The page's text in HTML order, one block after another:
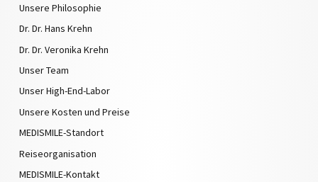
Unsere Philosophie
Dr. Dr. Hans Krehn
Dr. Dr. Veronika Krehn
Unser Team
Unser High-End-Labor
Unsere Kosten und Preise
MEDISMILE-Standort
Reiseorganisation
MEDISMILE-Kontakt